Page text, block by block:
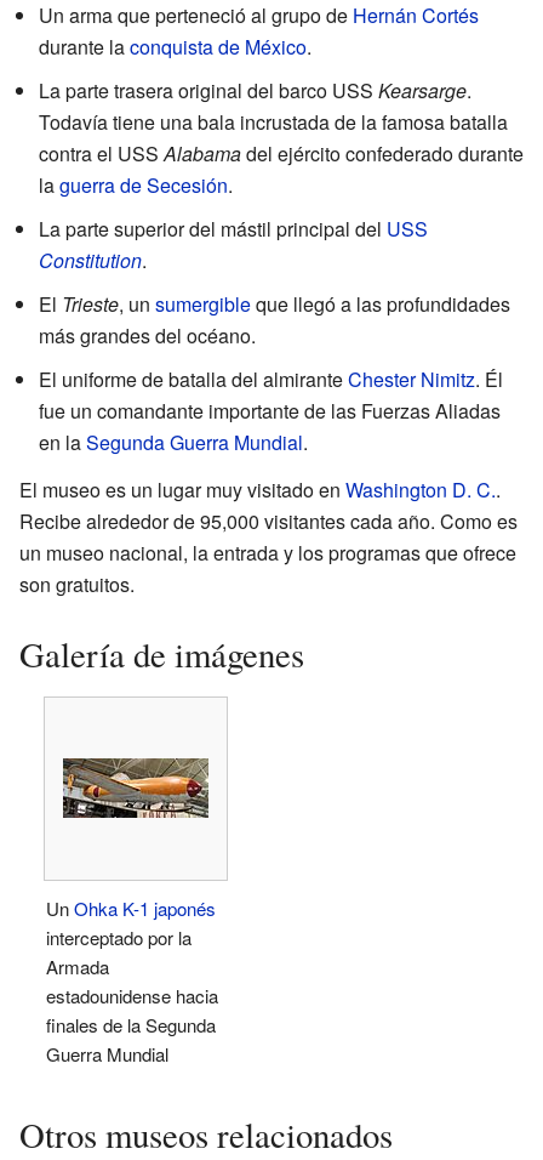
Un arma que perteneció al grupo de Hernán Cortés
durante laconquista de México.
La parte trasera original del barco USS Kearsarge.
Todavía tiene una bala incrustada de la famosa batalla
contra el USSAlabamadel ejército confederado durante
laguerra de Secesión.
La parte superior del mástil principal del USS
Constitution.
El Trieste, un sumergibleque llegó a las profundidades
más grandes del océano.
El uniforme de batalla del almiranteChester Nimitz. Él
fue un comandante importante de las Fuerzas Aliadas
en laSegunda Guerra Mundial.
El museo es un lugar muy visitado en Washington D. C..
Recibe alrededor de 95,000 visitantes cada año. Como es
un museo nacional, la entrada y los programas que ofrece
son gratuitos.
Galería de imágenes
UnOhka K-1 japonés
interceptado por la
Armada
estadounidense hacia
finales de la Segunda
Guerra Mundial
Otros museos relacionados